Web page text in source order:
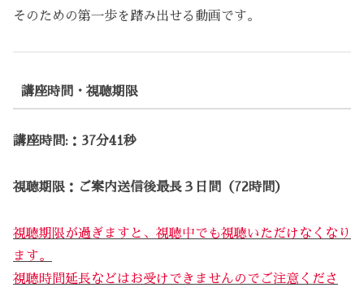
そのための第一歩を踏み出せる動画です。
講座時間・視聴期限
講座時間:：37分41秒
視聴期限：ご案内送信後最長３日間（72時間）
視聴期限が過ぎますと、視聴中でも視聴いただけなくなり
ます。
視聴時間延長などはお受けできませんのでご注意くださ